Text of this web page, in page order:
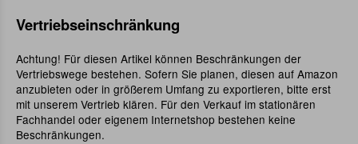
Vertriebseinschränkung
Achtung! Für diesen Artikel können Beschränkungen der
Vertriebswege bestehen. Sofern Sie planen, diesen auf Amazon
anzubieten oder in größerem Umfang zu exportieren, bitte erst
mit unserem Vertrieb klären. Für den Verkauf im stationären
Fachhandel oder eigenem Internetshop bestehen keine
Beschränkungen.